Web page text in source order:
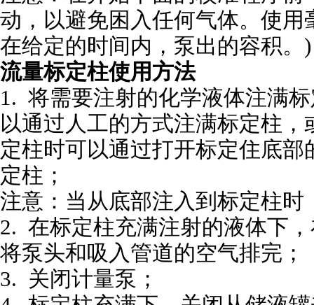
动，以避免困入任何气体。使
在给定的时间内，泵出的容积。)
流量标定柱使用方法
1. 将需要注射的化学液体注满
以通过人工的方式注满标定柱
定柱时可以通过打开标定住底
定柱；
注意：当从底部注入到标定柱时
2. 在标定柱充满注射的液体下
将泵头和吸入管道的空气排完；
3. 关闭计量泵；